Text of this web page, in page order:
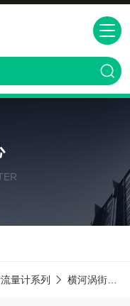
量计系列 横河涡街流量计